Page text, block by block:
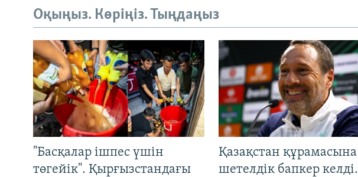
Оқыңыз. Көріңіз. Тыңдаңыз
"Басқалар ішпес үшін
төгейік". Қырғызстандағы
Қазақстан құрамасына
шетелдік бапкер келді.